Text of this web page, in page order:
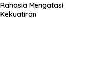
Rahasia Mengatasi
Kekuatiran